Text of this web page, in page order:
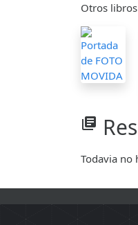
Otros
library_books
Todavia no